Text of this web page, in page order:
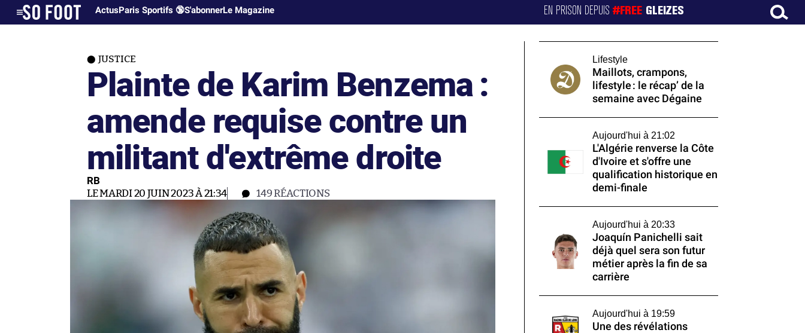
ActusParis Sportifs 🔞S'abonnerLe Magazine EN PRISON DEPUIS#FREE GLEIZES
JUSTICE
Plainte de Karim Benzema :
amende requise contre un
militant d'extrême droite
RB
LE MARDI 20 JUIN 2023 À 21:34 149RÉACTIONS
Lifestyle
Maillots, crampons,
lifestyle : le récap’ de la
semaine avec Dégaine
Aujourd'hui à 21:02
L'Algérie renverse la Côte
d'Ivoire et s'offre une
qualification historique en
demi-finale
Aujourd'hui à 20:33
Joaquín Panichelli sait
déjà quel sera son futur
métier après la fin de sa
carrière
Aujourd'hui à 19:59
Une des révélations